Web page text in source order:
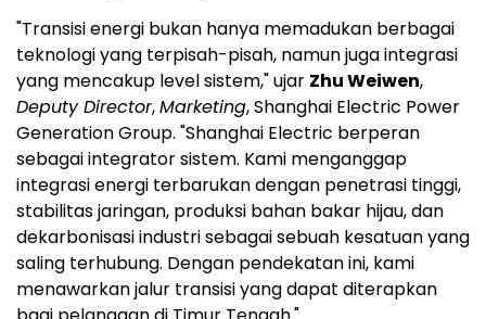
"Transisi energi bukan hanya memadukan berbagai
teknologi yang terpisah-pisah, namun juga integrasi
yang mencakup level sistem," ujar Zhu Weiwen,
Deputy Director,Marketing, Shanghai Electric Power
Generation Group. "Shanghai Electric berperan
sebagai integrator sistem. Kami menganggap
integrasi energi terbarukan dengan penetrasi tinggi,
stabilitas jaringan, produksi bahan bakar hijau, dan
dekarbonisasi industri sebagai sebuah kesatuan yang
saling terhubung. Dengan pendekatan ini, kami
menawarkan jalur transisi yang dapat diterapkan